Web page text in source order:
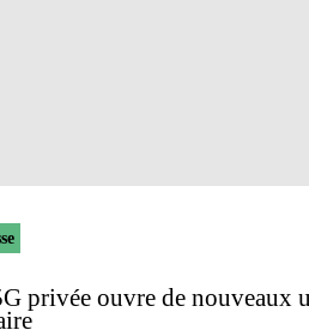
privée ouvre de nouveaux